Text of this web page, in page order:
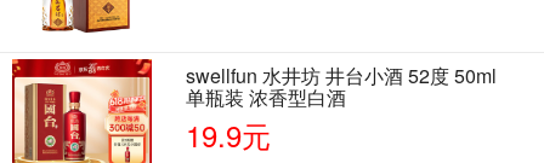
swellfun 水井坊 井台小酒 52度 50ml
单瓶装 浓香型白酒
19.9元